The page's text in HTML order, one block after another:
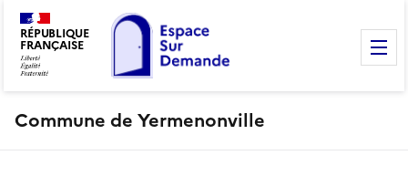
RÉPUBLIQUE
FRANÇAISE
Commune de Yermenonville